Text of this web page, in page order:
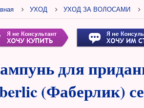
УХОД УХОД ЗА ВОЛОСАМИ
для
(Фаберлик)